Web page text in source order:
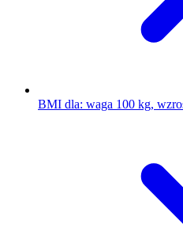
BMI dla: waga 100 kg,